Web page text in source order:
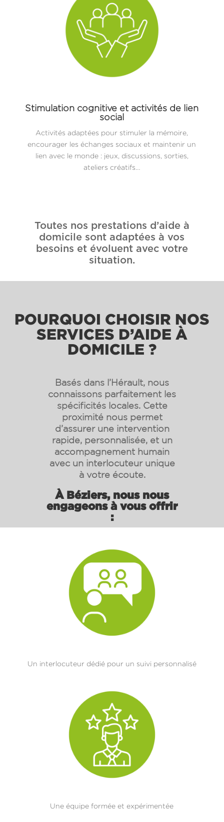
Stimulation cognitive et activités de lien
social
Activités adaptées pour stimuler la mémoire,
encourager les échanges sociaux et maintenir un
lien avec le monde : jeux, discussions, sorties,
ateliers créatifs…
Toutes nos prestations d’aide à
domicile sont adaptées à vos
besoins et évoluent avec votre
situation.
POURQUOI CHOISIR NOS
SERVICES D’AIDE À
DOMICILE ?
Basés dans l’Hérault, nous
connaissons parfaitement les
spécificités locales. Cette
proximité nous permet
d’assurer une intervention
rapide, personnalisée, et un
accompagnement humain
avec un interlocuteur unique
à votre écoute.
À Béziers, nous nous
engageons à vous offrir
:
Un interlocuteur dédié pour un suivi personnalisé
Une équipe formée et expérimentée